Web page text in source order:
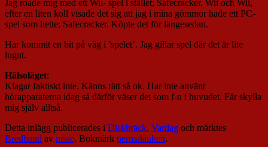
Jag roade mig med ett Wii- spel i stället; Safecracker. Wii och Wii,
efter en liten koll visade det sig att jag i mina gömmor hade ett PC-
spel som hette; Safecracker. Köpte det för längesedan.
Har kommit en bit på väg i ’spelet’. Jag gillar spel där det är lite
lugnt.
Hälsoläget:
Klagar faktiskt inte. Känns rätt så ok. Har inte använt
hörapparaterna idag så därför väser det som f-n i huvudet. Får skylla
mig själv alltså.
Detta inlägg publicerades i Diskbråck, Vardag och märktes
Bredband av nisse. Bokmärk permalänken.